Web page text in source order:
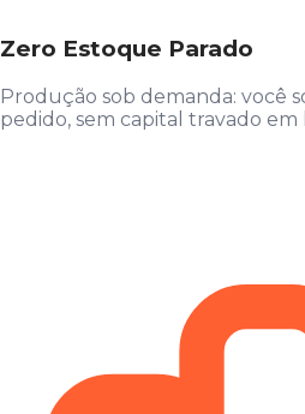
Zero Estoque Parado
Produção sob demanda: você
pedido, sem capital travado em